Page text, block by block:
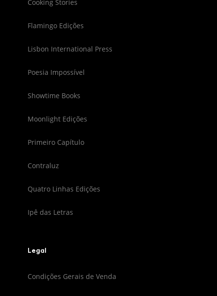
Cooking Stories
Flamingo Edições
Lisbon International Press
Poesia Impossível
Showtime Books
Moonlight Edições
Primeiro Capítulo
Contraluz
Quatro Linhas Edições
Ipê das Letras
Legal
Condições Gerais de Venda